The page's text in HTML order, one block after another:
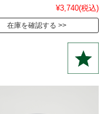
¥3,740(税込)
在庫を確認する